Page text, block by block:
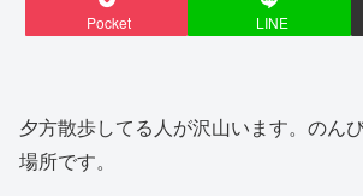
Pocket LINE
夕方散歩してる人が沢山います。のん
場所です。